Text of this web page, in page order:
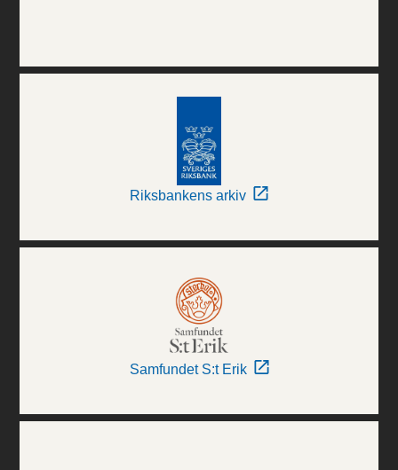
Riksbankens arkiv
Samfundet S:t Erik